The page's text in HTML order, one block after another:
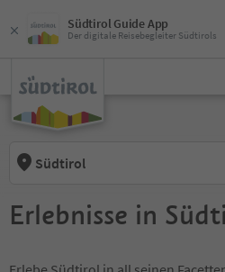
Südtirol Guide App
Der digitale Reisebegleiter Südtirols
Südtirol
Erlebnisse in